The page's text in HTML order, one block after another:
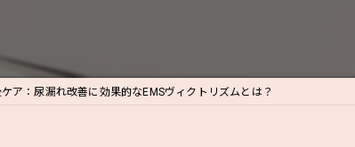
ア：尿漏れ改善に効果的なEMSヴィクトリズムとは？